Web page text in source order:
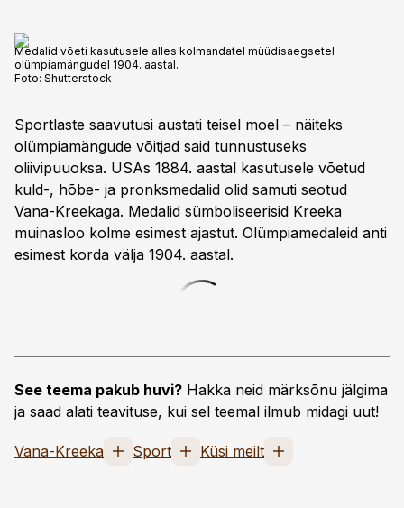
Medalid võeti kasutusele alles kolmandatel müüdisaegsetel
olümpiamängudel 1904. aastal.
Foto: Shutterstock
Sportlaste saavutusi austati teisel moel – näiteks
olümpiamängude võitjad said tunnustuseks
oliivipuuoksa. USAs 1884. aastal kasutusele võetud
kuld-, hõbe- ja pronks­medalid olid samuti seotud
Vana-Kreekaga. Medalid sümboliseerisid Kreeka
muinasloo kolme esimest ajastut. Olümpiamedaleid anti
esimest korda välja 1904. aastal.
See teema pakub huvi? Hakka neid märksõnu jälgima
ja saad alati teavituse, kui sel teemal ilmub midagi uut!
Vana-Kreeka Sport Küsi meilt